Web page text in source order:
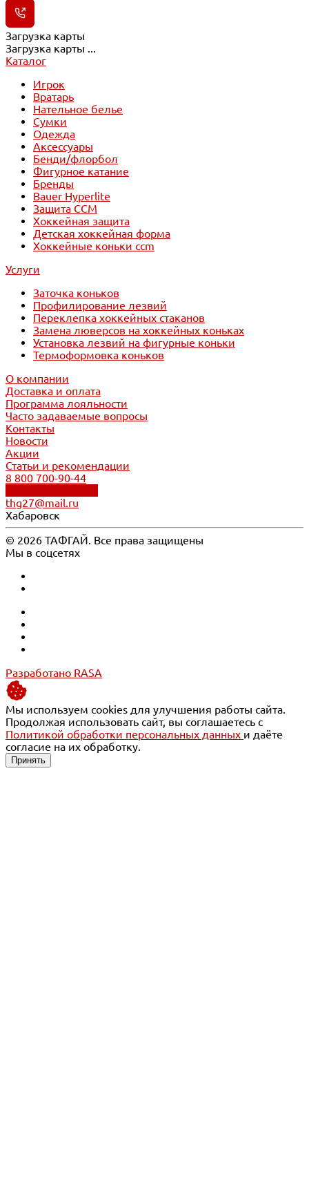
Загрузка карты
Загрузка карты ...
Каталог
Игрок
Вратарь
Нательное белье
Сумки
Одежда
Аксессуары
Бенди/флорбол
Фигурное катание
Бренды
Bauer Hyperlite
Защита CCM
Хоккейная защита
Детская хоккейная форма
Хоккейные коньки ccm
Услуги
Заточка коньков
Профилирование лезвий
Переклепка хоккейных стаканов
Замена люверсов на хоккейных коньках
Установка лезвий на фигурные коньки
Термоформовка коньков
О компании
Доставка и оплата
Программа лояльности
Часто задаваемые вопросы
Контакты
Новости
Акции
Статьи и рекомендации
8 800 700-90-44
thg27@mail.ru
Хабаровск
© 2026 ТАФГАЙ. Все права защищены
Мы в соцсетях
Разработано RASA
Мы используем cookies для улучшения работы сайта.
Продолжая использовать сайт, вы соглашаетесь с
Политикой обработки персональных данных и даёте
согласие на их обработку.
Принять